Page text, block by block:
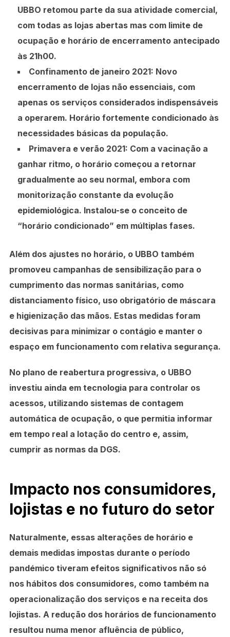
UBBO retomou parte da sua atividade comercial,
com todas as lojas abertas mas com limite de
ocupação e horário de encerramento antecipado
às 21h00.
Confinamento de janeiro 2021: Novo
encerramento de lojas não essenciais, com
apenas os serviços considerados indispensáveis
a operarem. Horário fortemente condicionado às
necessidades básicas da população.
Primavera e verão 2021: Com a vacinação a
ganhar ritmo, o horário começou a retornar
gradualmente ao seu normal, embora com
monitorização constante da evolução
epidemiológica. Instalou-se o conceito de
“horário condicionado” em múltiplas fases.
Além dos ajustes no horário, o UBBO também
promoveu campanhas de sensibilização para o
cumprimento das normas sanitárias, como
distanciamento físico, uso obrigatório de máscara
e higienização das mãos. Estas medidas foram
decisivas para minimizar o contágio e manter o
espaço em funcionamento com relativa segurança.
No plano de reabertura progressiva, o UBBO
investiu ainda em tecnologia para controlar os
acessos, utilizando sistemas de contagem
automática de ocupação, o que permitia informar
em tempo real a lotação do centro e, assim,
cumprir as normas da DGS.
Impacto nos consumidores,
lojistas e no futuro do setor
Naturalmente, essas alterações de horário e
demais medidas impostas durante o período
pandémico tiveram efeitos significativos não só
nos hábitos dos consumidores, como também na
operacionalização dos serviços e na receita dos
lojistas. A redução dos horários de funcionamento
resultou numa menor afluência de público,